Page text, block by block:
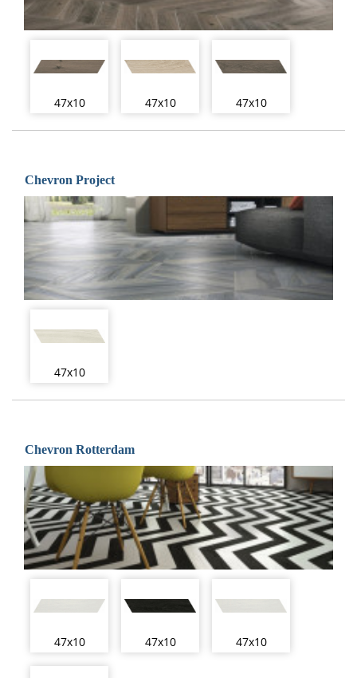
47x10 47x10 47x10
Chevron Project
47x10
Chevron Rotterdam
47x10 47x10 47x10